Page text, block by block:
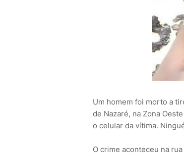
Um homem foi morto a
de Nazaré, na Zona
o celular da vítima.
O crime aconteceu na